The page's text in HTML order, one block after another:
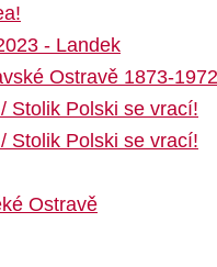
- Landek
Ostravě 1873-1972
Stolik Polski se vrací!
Stolik Polski se vrací!
Ostravě